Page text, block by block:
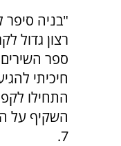
"בניה סיפר
רצון גדול
ספר
חיכיתי
התחילו
השקיף על
7.